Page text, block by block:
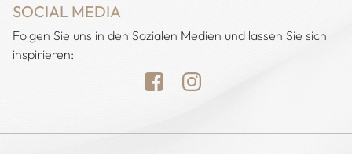
IWC SCHAFFHAUSEN
JACOB & CO.
LONGINES
CHOPARD
DEMEGLIO
Adresse:
Juwelier Cabochon
Alstertal EKZ, Heegbarg 31
SOCIAL MEDIA
Folgen Sie uns in den Sozialen Medien und lassen Sie sich
inspirieren: